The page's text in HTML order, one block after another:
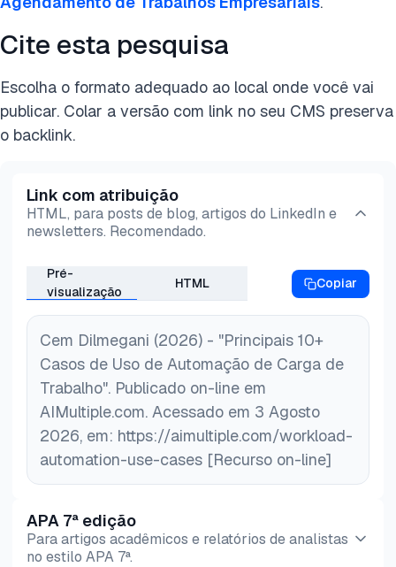
Cite esta pesquisa
Escolha o formato adequado ao local onde você vai
publicar. Colar a versão com link no seu CMS preserva
o backlink.
Link com atribuição
HTML, para posts de blog, artigos do LinkedIn e
newsletters. Recomendado.
Pré-
visualização
HTML Copiar
Cem Dilmegani (2026) - "Principais 10+
Casos de Uso de Automação de Carga de
Trabalho". Publicado on-line em
AIMultiple.com. Acessado em 3 Agosto
2026, em: https://aimultiple.com/workload-
automation-use-cases [Recurso on-line]
APA 7ª edição
Para artigos acadêmicos e relatórios de analistas
no estilo APA 7ª.